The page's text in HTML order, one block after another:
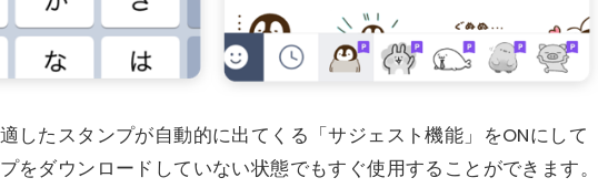
したスタンプが自動的に出てくる「サジェスト機能」をONにして
をダウンロードしていない状態でもすぐ使用することができます。